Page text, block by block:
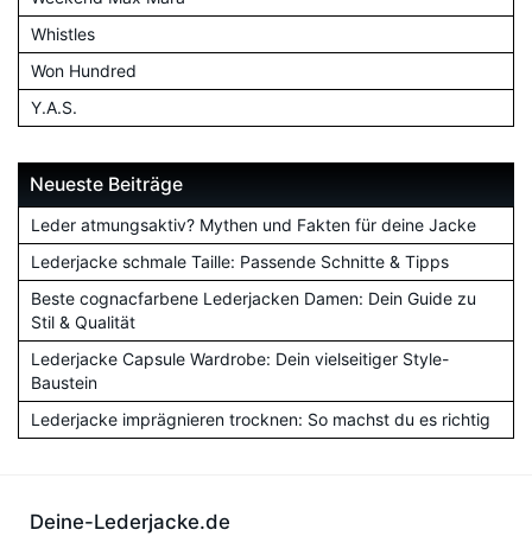
Whistles
Won Hundred
Y.A.S.
Neueste Beiträge
Leder atmungsaktiv? Mythen und Fakten für deine Jacke
Lederjacke schmale Taille: Passende Schnitte & Tipps
Beste cognacfarbene Lederjacken Damen: Dein Guide zu
Stil & Qualität
Lederjacke Capsule Wardrobe: Dein vielseitiger Style-
Baustein
Lederjacke imprägnieren trocknen: So machst du es richtig
Deine-Lederjacke.de